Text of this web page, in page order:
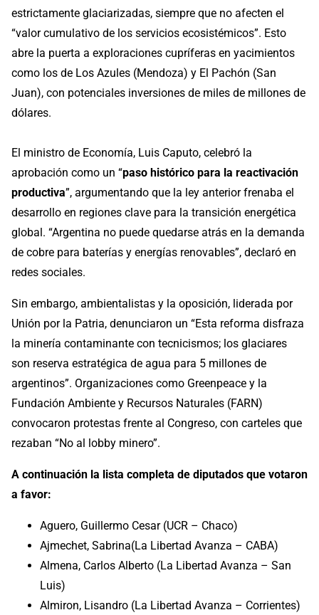
estrictamente glaciarizadas, siempre que no afecten el
“valor cumulativo de los servicios ecosistémicos”. Esto
abre la puerta a exploraciones cupríferas en yacimientos
como los de Los Azules (Mendoza) y El Pachón (San
Juan), con potenciales inversiones de miles de millones de
dólares.
El ministro de Economía, Luis Caputo, celebró la
aprobación como un “paso histórico para la reactivación
productiva”, argumentando que la ley anterior frenaba el
desarrollo en regiones clave para la transición energética
global. “Argentina no puede quedarse atrás en la demanda
de cobre para baterías y energías renovables”, declaró en
redes sociales.
Sin embargo, ambientalistas y la oposición, liderada por
Unión por la Patria, denunciaron un “Esta reforma disfraza
la minería contaminante con tecnicismos; los glaciares
son reserva estratégica de agua para 5 millones de
argentinos”. Organizaciones como Greenpeace y la
Fundación Ambiente y Recursos Naturales (FARN)
convocaron protestas frente al Congreso, con carteles que
rezaban “No al lobby minero”.
A continuación la lista completa de diputados que votaron
a favor:
Aguero, Guillermo Cesar (UCR – Chaco)
Ajmechet, Sabrina(La Libertad Avanza – CABA)
Almena, Carlos Alberto (La Libertad Avanza – San
Luis)
Almiron, Lisandro (La Libertad Avanza – Corrientes)